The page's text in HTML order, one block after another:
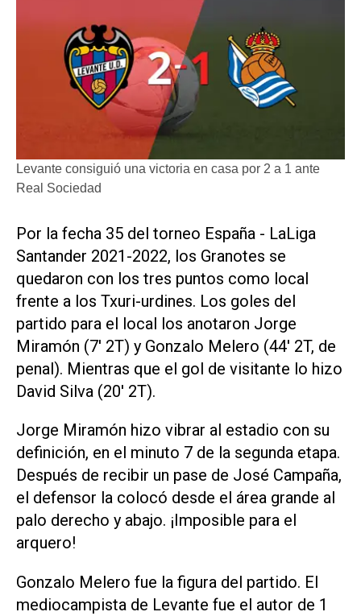
Levante consiguió una victoria en casa por 2 a 1 ante
Real Sociedad
Por la fecha 35 del torneo España - LaLiga
Santander 2021-2022, los Granotes se
quedaron con los tres puntos como local
frente a los Txuri-urdines. Los goles del
partido para el local los anotaron Jorge
Miramón (7' 2T) y Gonzalo Melero (44' 2T, de
penal). Mientras que el gol de visitante lo hizo
David Silva (20' 2T).
Jorge Miramón hizo vibrar al estadio con su
definición, en el minuto 7 de la segunda etapa.
Después de recibir un pase de José Campaña,
el defensor la colocó desde el área grande al
palo derecho y abajo. ¡Imposible para el
arquero!
Gonzalo Melero fue la figura del partido. El
mediocampista de Levante fue el autor de 1